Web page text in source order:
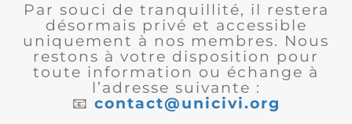
Par souci de tranquillité, il restera
désormais privé et accessible
uniquement à nos membres. Nous
restons à votre disposition pour
toute information ou échange à
l’adresse suivante :
📧 contact@unicivi.org